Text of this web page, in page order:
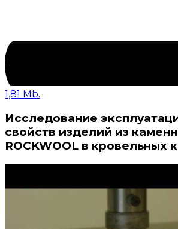
1,81 Mb.
Исследование
свойств изделий из
ROCKWOOL в кровельных